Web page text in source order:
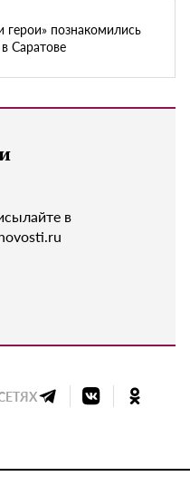
познакомились
Саратове
в